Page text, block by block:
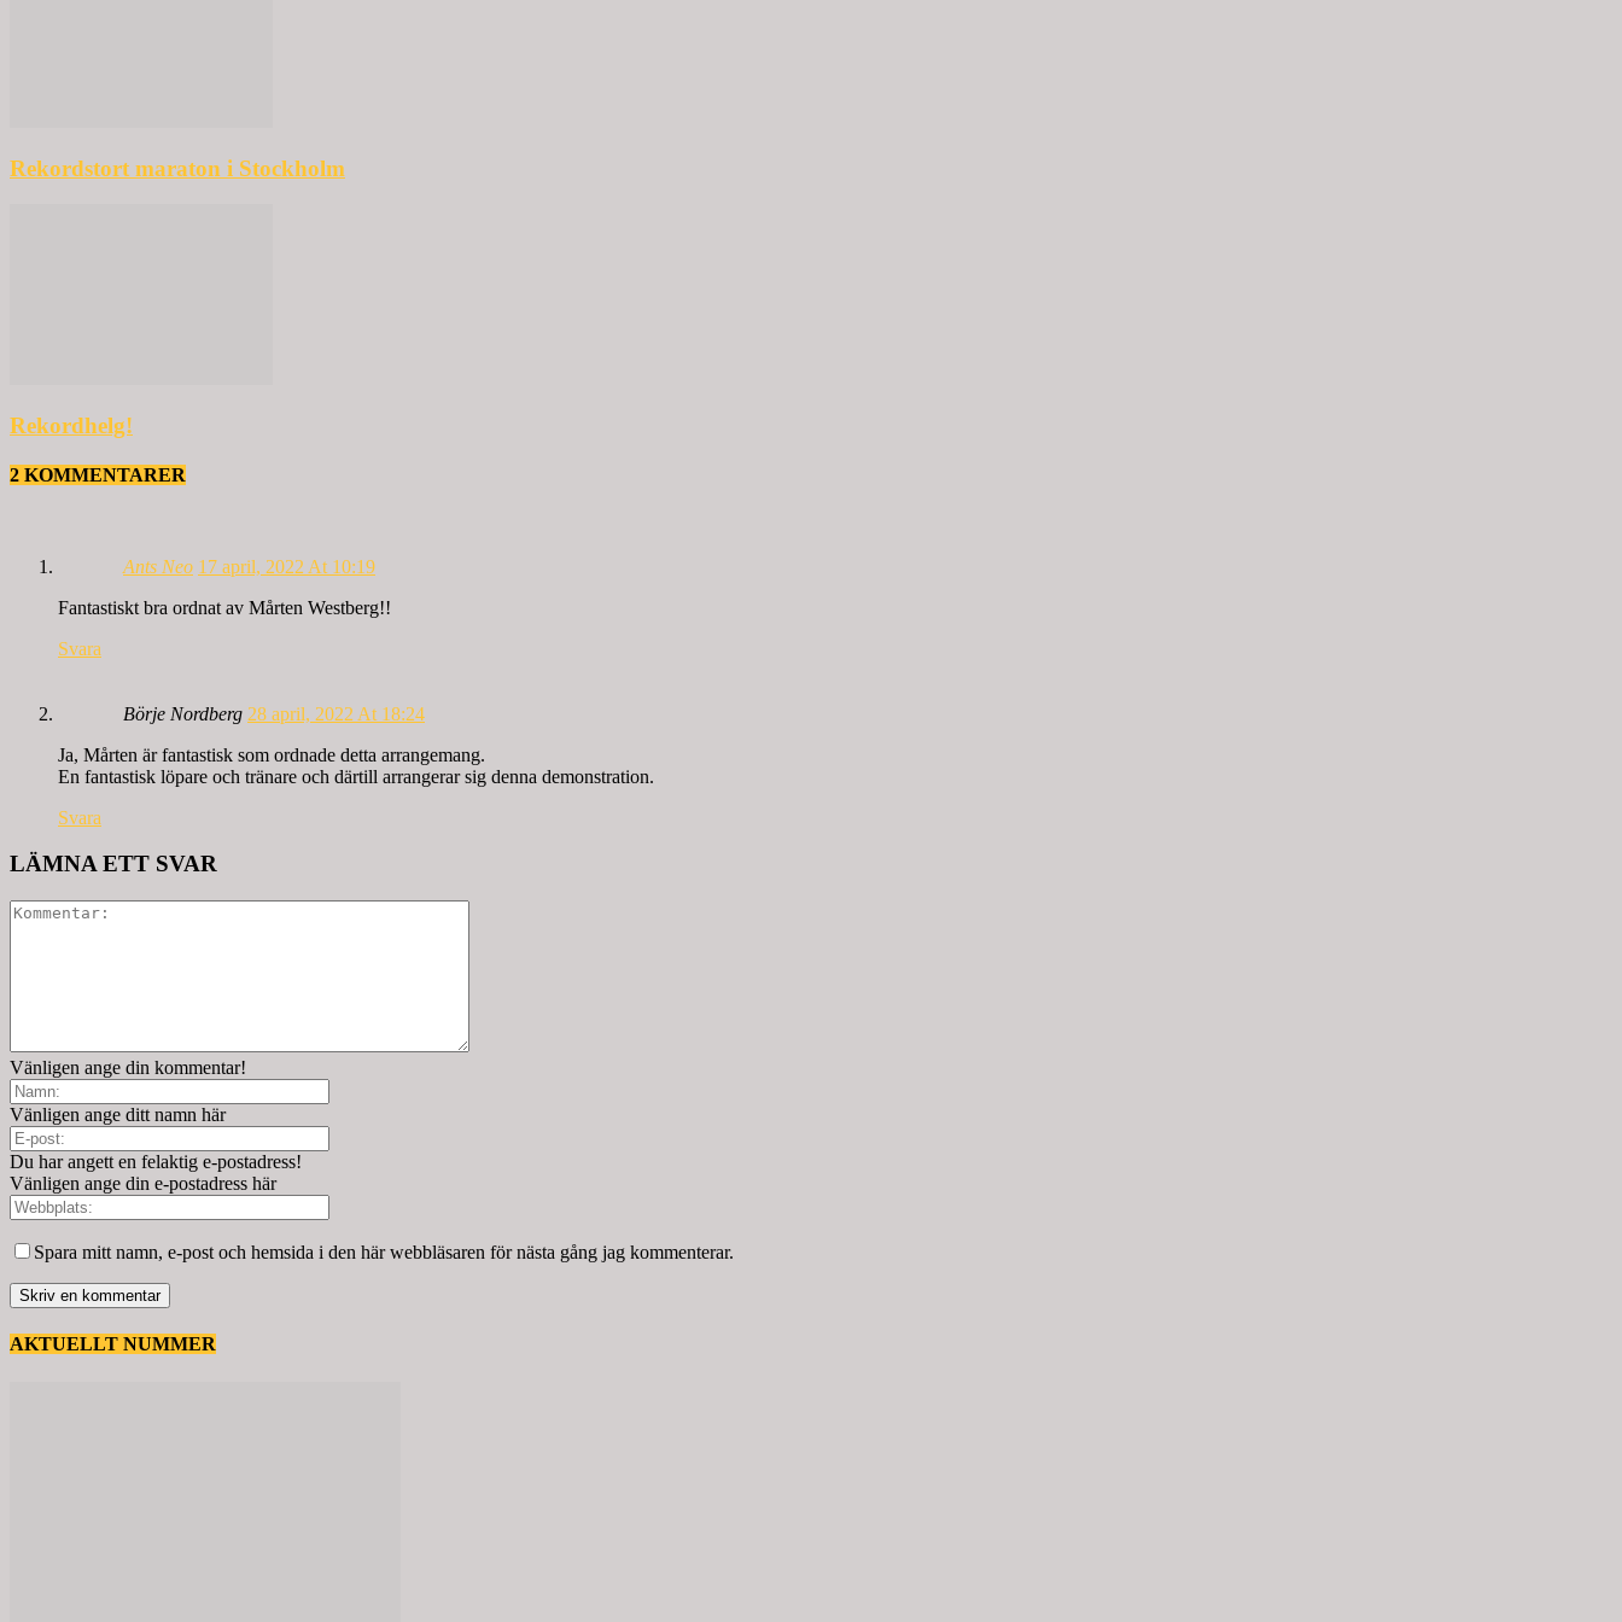
Rekordstort maraton i Stockholm
Rekordhelg!
2 KOMMENTARER
Ants Neo 17 april, 2022 At 10:19
Fantastiskt bra ordnat av Mårten Westberg!!
Svara
Börje Nordberg 28 april, 2022 At 18:24
Ja, Mårten är fantastisk som ordnade detta arrangemang.
En fantastisk löpare och tränare och därtill arrangerar sig denna demonstration.
Svara
LÄMNA ETT SVAR
Vänligen ange din kommentar!
Vänligen ange ditt namn här
Du har angett en felaktig e-postadress!
Vänligen ange din e-postadress här
Spara mitt namn, e-post och hemsida i den här webbläsaren för nästa gång jag kommenterar.
AKTUELLT NUMMER